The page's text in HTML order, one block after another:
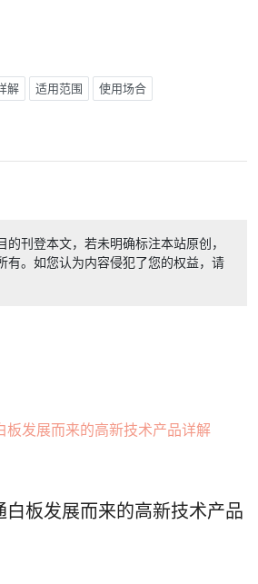
解 适用范围 使用场合
的刊登本文，若未明确标注本站原创，
有。如您认为内容侵犯了您的权益，请
白板发展而来的高新技术产品